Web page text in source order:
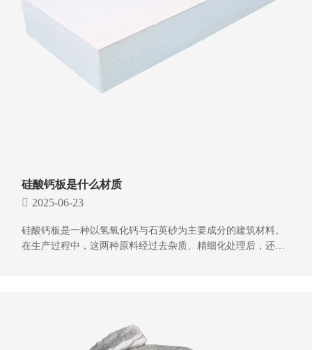
硅酸钙板是什么材质
2025-06-23
硅酸钙板是一种以氢氧化钙与石英砂为主要成分的建筑材料。
在生产过程中，这两种原料经过去杂质、精细化处理后，还需